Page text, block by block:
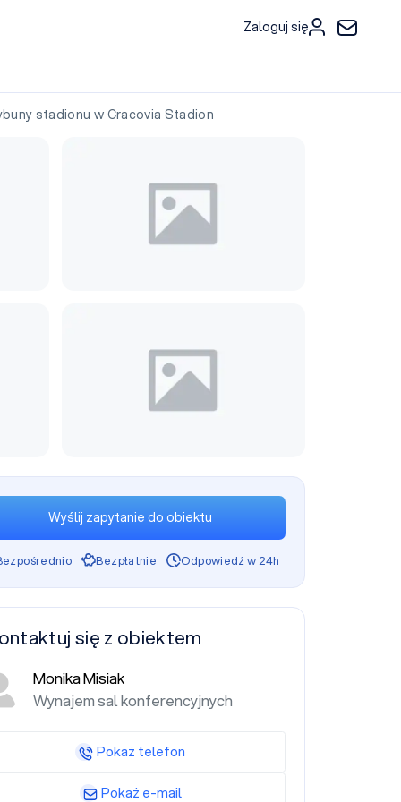
Zaloguj się
stadionu w Cracovia Stadion
Wyślij zapytanie do obiektu
Bezpłatnie Odpowiedź w 24h
się z obiektem
Monika Misiak
Wynajem sal konferencyjnych
Pokaż telefon
Pokaż e-mail